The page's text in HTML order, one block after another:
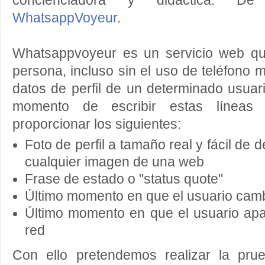
WhatsappVoyeur.
Whatsappvoyeur es un servicio web
persona, incluso sin el uso de teléfono
datos de perfil de un determinado
momento de escribir estas líneas
proporcionar los siguientes:
Foto de perfil a tamaño real y fácil de
cualquier imagen de una web
Frase de estado o "status quote"
Último momento en que el usuario
Último momento en que el usuario
red
Con ello pretendemos realizar la